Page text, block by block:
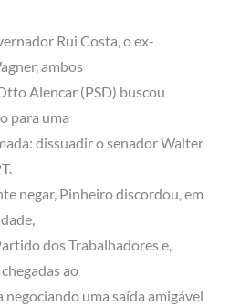
Rui Costa, o ex-
ambos
Alencar (PSD) buscou
para uma
dissuadir o senador Walter
negar, Pinheiro discordou, em
dos Trabalhadores e,
ao
uma saída amigável